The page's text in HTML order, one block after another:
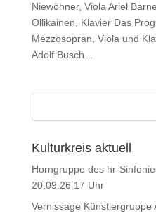
Niewöhner, Viola Ariel
Ollikainen, Klavier Das
Mezzosopran, Viola und
Adolf Busch...
Kulturkreis aktuell
Horngruppe des hr-
20.09.26 17 Uhr
Vernissage Künstlergruppe